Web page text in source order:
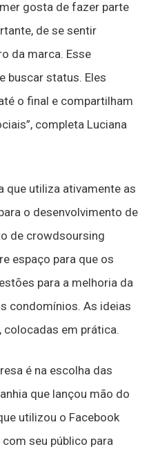
gosta de fazer parte
de se sentir
da marca. Esse
buscar status. Eles
o final e compartilham
completa Luciana
que utiliza ativamente as
o desenvolvimento de
de crowdsoursing
espaço para que os
para a melhoria da
condomínios. As ideias
colocadas em prática.
é na escolha das
que lançou mão do
utilizou o Facebook
seu público para